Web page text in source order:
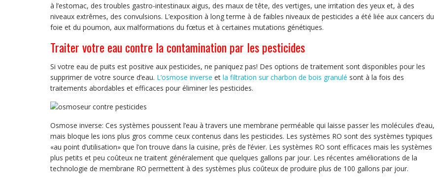
à l’estomac, des troubles gastro-intestinaux aigus, des maux de tête, des vertiges, une irritation des yeux et, à des
niveaux extrêmes, des convulsions. L’exposition à long terme à de faibles niveaux de pesticides a été liée aux cancers du
foie et du poumon, aux malformations du fœtus et à certaines mutations génétiques.
Traiter votre eau contre la contamination par les pesticides
Si votre eau de puits est positive aux pesticides, ne paniquez pas! Des options de traitement sont disponibles pour les
supprimer de votre source d’eau. L’osmose inverse et la filtration sur charbon de bois granulé sont à la fois des
traitements abordables et efficaces pour éliminer les pesticides.
Osmose inverse: Ces systèmes poussent l’eau à travers une membrane perméable qui laisse passer les molécules d’eau,
mais bloque les ions plus gros comme ceux contenus dans les pesticides. Les systèmes RO sont des systèmes typiques
«au point d’utilisation» que l’on trouve dans la cuisine, près de l’évier. Les systèmes RO sont efficaces mais les systèmes
plus petits et peu coûteux ne traitent généralement que quelques gallons par jour. Les récentes améliorations de la
technologie de membrane RO permettent à des systèmes plus coûteux de produire plus de 100 gallons par jour.